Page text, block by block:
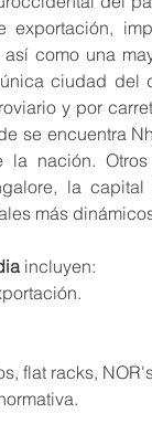
exportación,
como una
ciudad del
se encuentra
nación. Otros
la
más
incluyen:
flat racks,